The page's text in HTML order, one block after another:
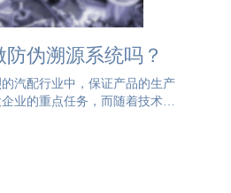
伪溯源系统吗？
汽配行业中，保证产品的生产
业的重点任务，而随着技术的
溯源系统也已经成为了企业把
。3499拉斯维加斯防伪溯源系